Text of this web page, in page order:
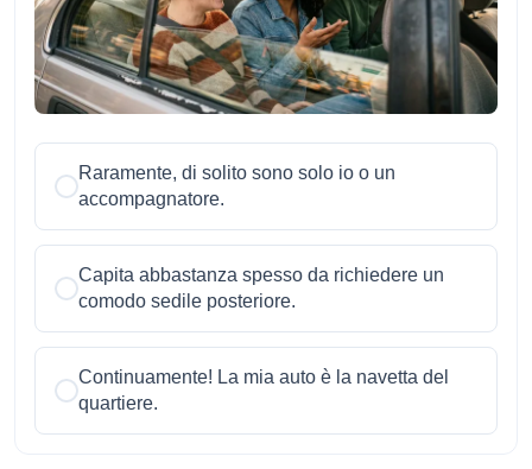
Raramente, di solito sono solo io o un
accompagnatore.
Capita abbastanza spesso da richiedere un
comodo sedile posteriore.
Continuamente! La mia auto è la navetta del
quartiere.